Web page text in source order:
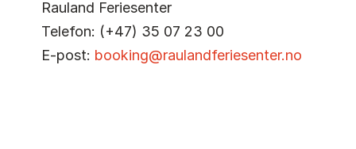
Rauland Feriesenter
Telefon: (+47) 35 07 23 00
E-post: booking@raulandferiesenter.no